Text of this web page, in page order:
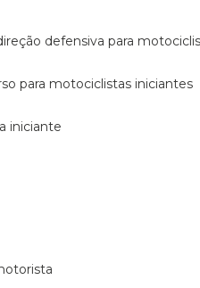
defensiva para
para motociclistas iniciantes
iniciante